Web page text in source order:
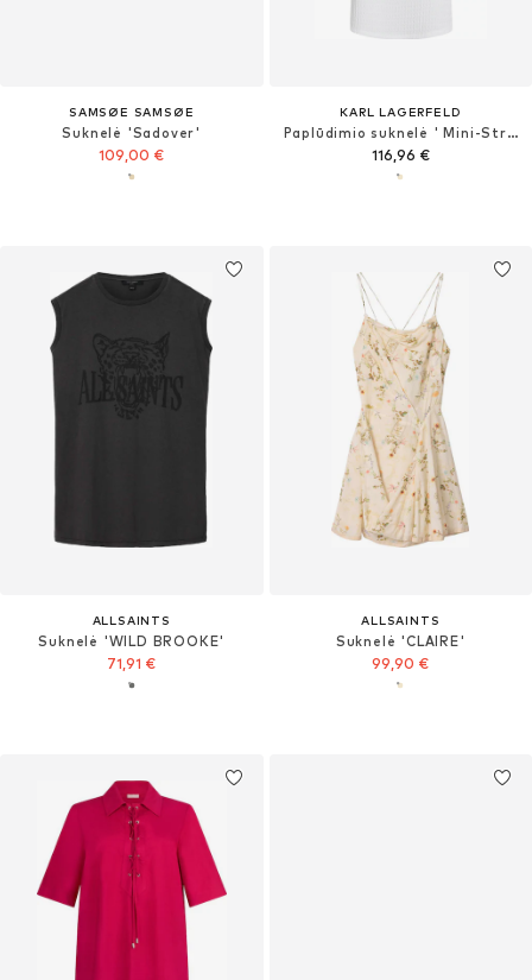
SAMSØE SAMSØE
Suknelė 'Sadover'
109,00 €
KARL LAGERFELD
Paplūdimio suknelė ' Mini-Strandkleid mit Struktur und Perlen '
116,96 €
ALLSAINTS
Suknelė 'WILD BROOKE'
71,91 €
ALLSAINTS
Suknelė 'CLAIRE'
99,90 €